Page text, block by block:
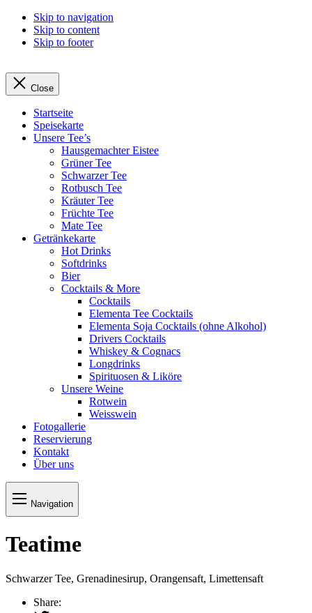
Skip to navigation
Skip to content
Skip to footer
Close
Startseite
Speisekarte
Unsere Tee’s
Hausgemachter Eistee
Grüner Tee
Schwarzer Tee
Rotbusch Tee
Kräuter Tee
Früchte Tee
Mate Tee
Getränkekarte
Hot Drinks
Softdrinks
Bier
Cocktails & More
Cocktails
Elementa Tee Cocktails
Elementa Soja Cocktails (ohne Alkohol)
Drivers Cocktails
Whiskey & Cognacs
Longdrinks
Spirituosen & Liköre
Unsere Weine
Rotwein
Weisswein
Fotogallerie
Reservierung
Kontakt
Über uns
Navigation
Teatime
Schwarzer Tee, Grenadinesirup, Orangensaft, Limettensaft
Share: